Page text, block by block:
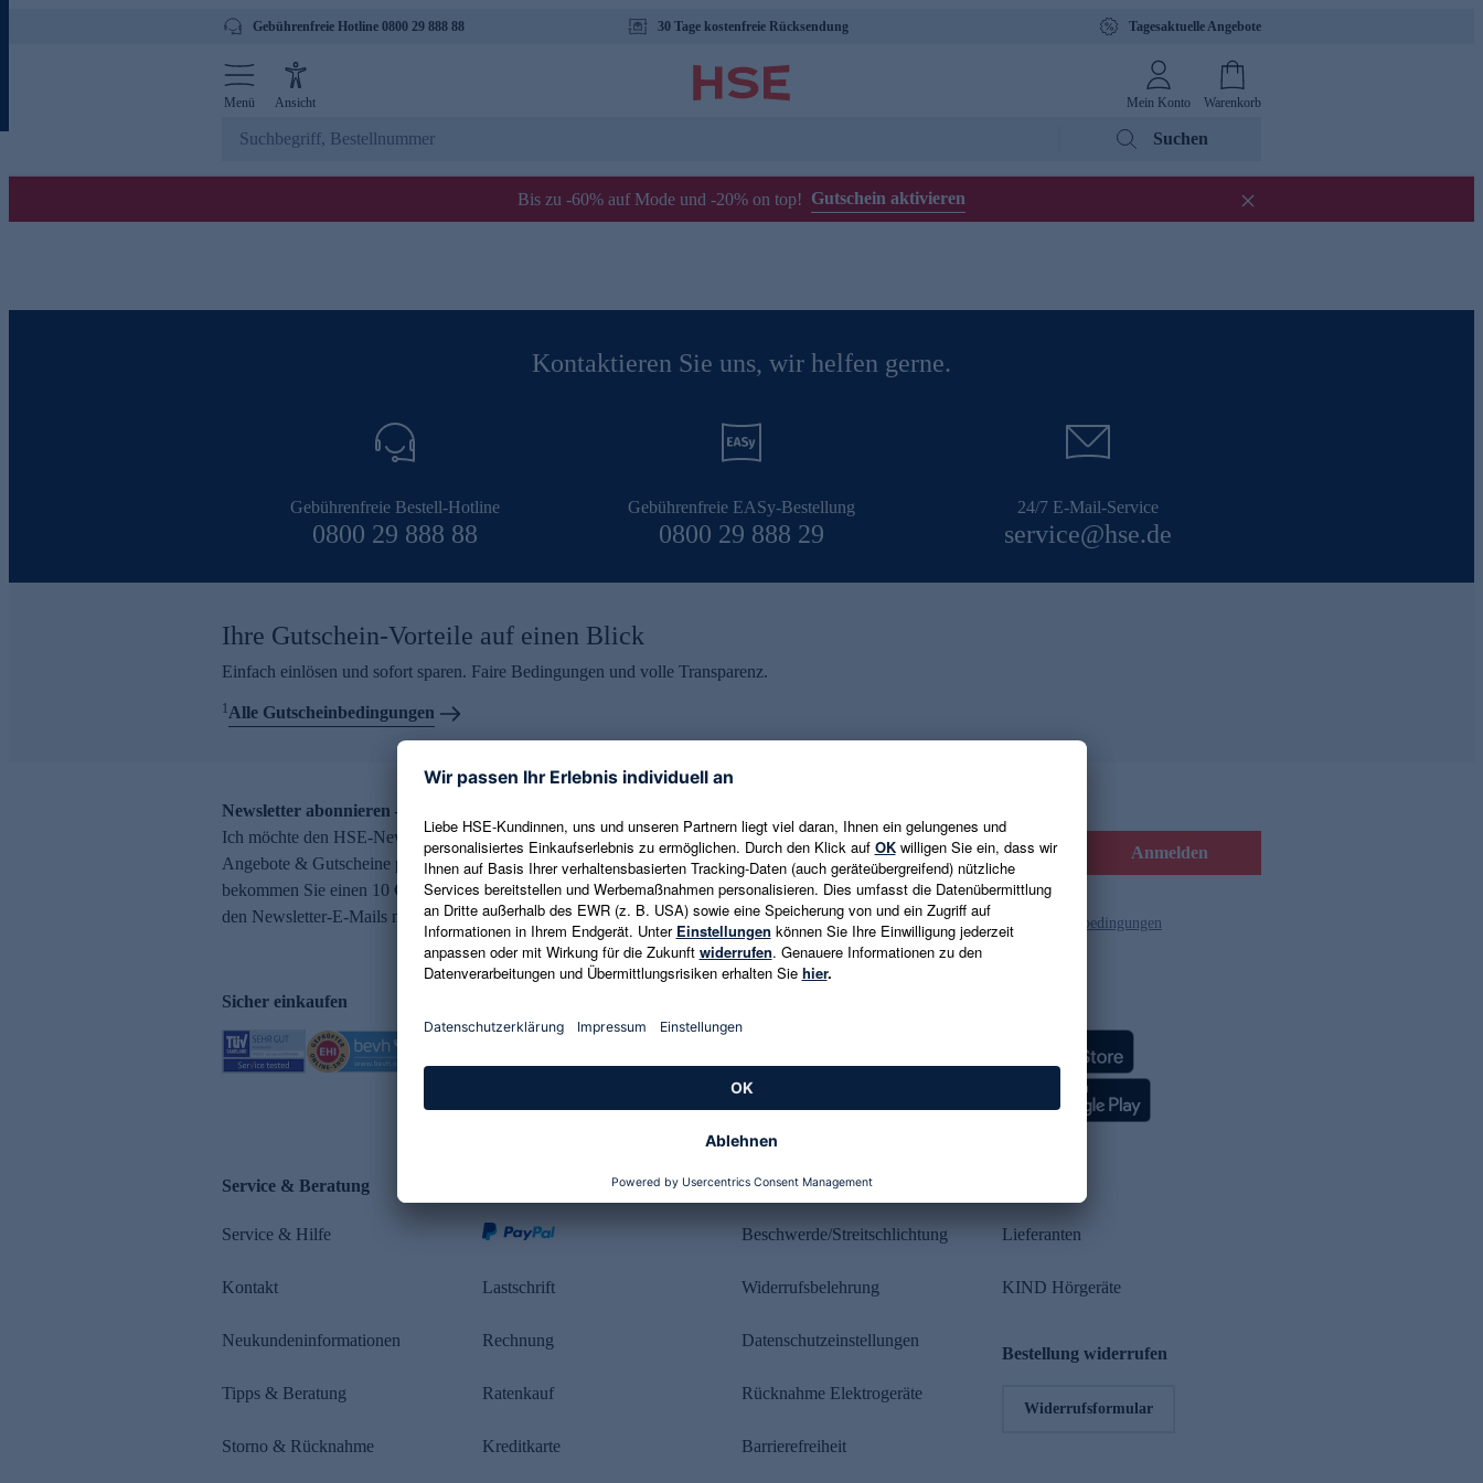
Gebührenfreie Hotline 0800 29 888 88 30 Tage kostenfreie Rücksendung Tagesaktuelle Angebote
Menü Ansicht Mein Konto Warenkorb
Suchen
Bis zu -60% auf Mode und -20% on top! Gutschein aktivieren
Kontaktieren Sie uns, wir helfen gerne.
Gebührenfreie Bestell-Hotline
0800 29 888 88
Gebührenfreie EASy-Bestellung
0800 29 888 29
24/7 E-Mail-Service
service@hse.de
Ihre Gutschein-Vorteile auf einen Blick
Einfach einlösen und sofort sparen. Faire Bedingungen und volle Transparenz.
1Alle Gutscheinbedingungen
Newsletter abonnieren – 10 € Gutschein erhalten
Ich möchte den HSE-Newsletter abonnieren und aktuelle Trends,
Angebote & Gutscheine per E-Mail erhalten. Als Dankeschön
bekommen Sie einen 10 € Gutschein. Eine Abmeldung ist jederzeit in
den Newsletter-E-Mails möglich.
E-Mail-Adresse eingeben Anmelden
Es gelten die Datenschutzrichtlinien und die Gutscheinbedingungen
Sicher einkaufen
Service & Beratung
Service & Hilfe
Kontakt
Neukundeninformationen
Tipps & Beratung
Storno & Rücknahme
Lastschrift
Rechnung
Ratenkauf
Kreditkarte
Rechtliches
Beschwerde/Streitschlichtung
Widerrufsbelehrung
Datenschutzeinstellungen
Rücknahme Elektrogeräte
Barrierefreiheit
Lieferanten
KIND Hörgeräte
Bestellung widerrufen
Widerrufsformular